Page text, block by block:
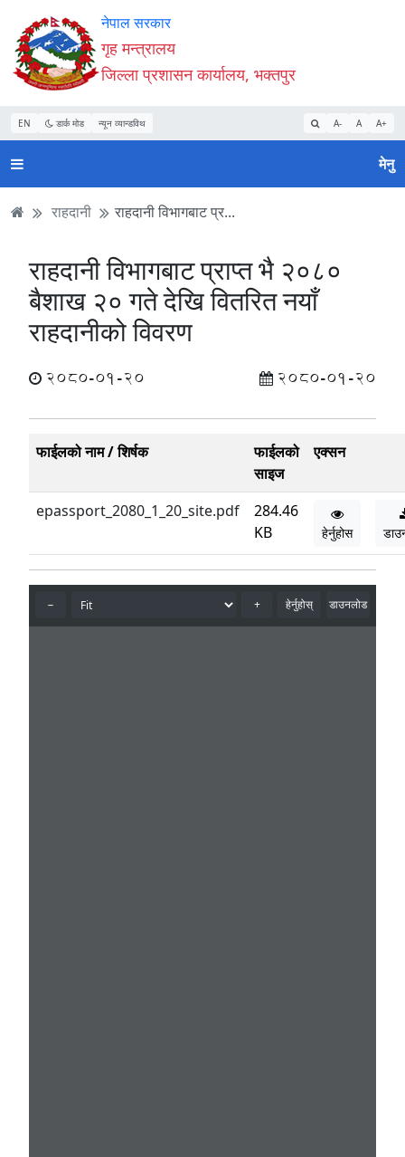
Accessibility
Mode
सुरु
गर्नुहोस्
सामाग्री
पढ्नुहाेस्
नेभिगेसन
पढ्नुहाेस्
वेबसाइट
खोजमा
जानुहोस्
नेपाल सरकार
गृह मन्त्रालय
जिल्ला प्रशासन कार्यालय, भक्तपुर
EN डार्क मोड न्यून व्यान्डविथ A- A A+
मेनु
राहदानी राहदानी विभागबाट प्र...
राहदानी विभागबाट प्राप्त भै २०८०
बैशाख २० गते देखि वितरित नयाँ
राहदानीको विवरण
2080-01-20 2080-01-20
फाईलको नाम / शिर्षक
फाईलको
साइज
एक्सन
epassport_2080_1_20_site.pdf
284.46
KB
हेर्नुहोस